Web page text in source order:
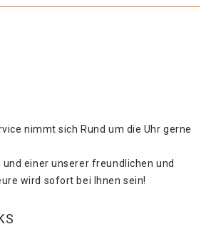
nimmt sich Rund um die Uhr gerne
einer unserer freundlichen und
wird sofort bei Ihnen sein!